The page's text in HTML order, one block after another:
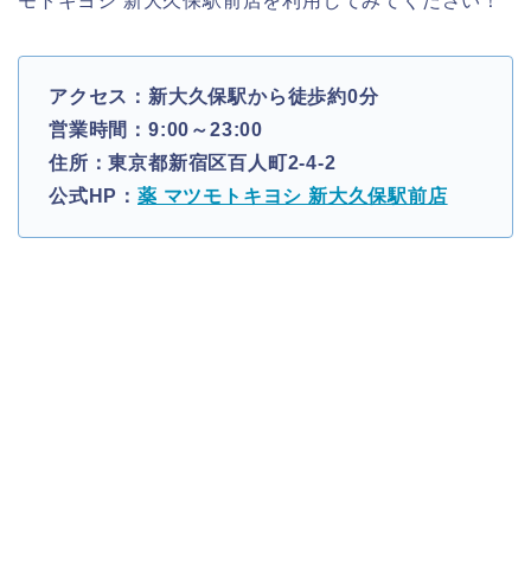
アクセス：新大久保駅から徒歩約0分
営業時間：9:00～23:00
住所：東京都新宿区百人町2-4-2
公式HP： 薬 マツモトキヨシ 新大久保駅前店